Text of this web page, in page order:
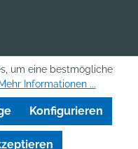
um eine bestmögliche
Mehr Informationen ...
Konfigurieren